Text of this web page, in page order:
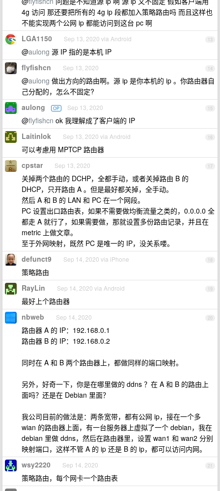
4g 访问 那还要把所有的 4g ip 段都加入策略路由吗 而且这样也
不能实现两个公网 ip 都能访问到这台 pc 啊
13
LGA1150 Sep 13, 2020 via Android
@aulong 源 IP 指的是本机 IP
14
flyfishcn Sep 13, 2020
@aulong 做出方向的路由啊。源 ip 是你本机的 ip 。你路由器自
己分配的，怎么不固定?
15
aulong OP Sep 13, 2020
@flyfishcn ok 我理解成了客户端的 IP
16
Laitinlok Sep 13, 2020 via Android
可以考慮用 MPTCP 路由器
17
cpstar Sep 13, 2020
关掉两个路由的 DCHP，全都手动，或者关掉路由 B 的
DHCP，只开路由 A 。但是最好都关掉，全手动。
然后 A 和 B 的 LAN 和 PC 在一个网段。
PC 设置出口路由表，如果不需要做均衡流量之类的，0.0.0.0 全
都走 A 就行了，如果需要做，那就设置多份路由记录，并且在
metric 上做文章。
至于外网映射，既然 PC 是唯一的 IP，没关系喽。
18
defunct9 Sep 14, 2020 via iPhone
策略路由
19
RayLin Sep 14, 2020 via Android
最好上个路由器
20
nbweb Sep 14, 2020
路由器 A 的 IP：192.168.0.1
路由器 B 的 IP：192.168.0.2
同时在 A 和 B 两个路由器上，都做同样的端口映射。
另外，好奇一下，你是在哪里做的 ddns ？在 A 和 B 的路由上
面吗？还是在 Debian 里面？
我公司目前的做法是：两条宽带，都有公网 ip，接在一个多
wian 的路由器上面，有一台服务器上虚拟了一个 debian，我在
debian 里做 ddns，然后在路由器里，设置 wan1 和 wan2 分别
映射端口，这样不管 A 的 ip 还是 B 的 ip，都可以访问内网。
21
wsy2220 Sep 14, 2020
策略路由，每个网卡一个路由表